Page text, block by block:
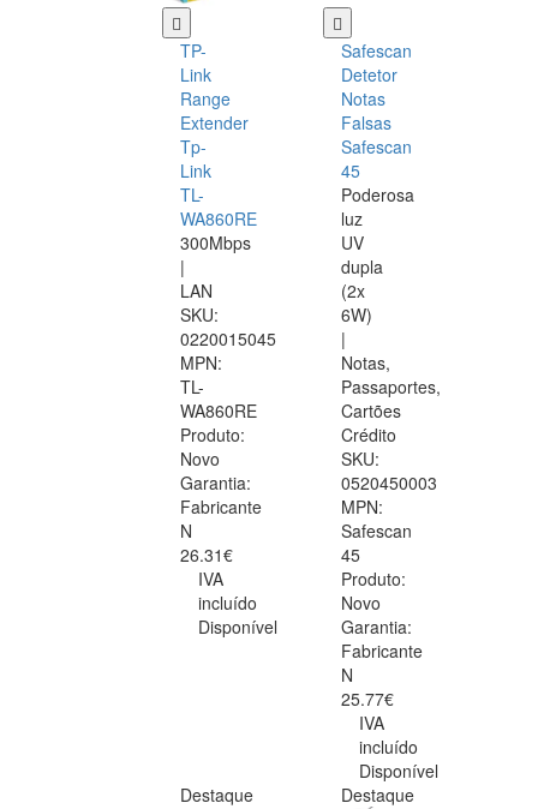
TP-
Link
Range
Extender
Tp-
Link
TL-
WA860RE
300Mbps
|
LAN
SKU:
0220015045
MPN:
TL-
WA860RE
Produto:
Novo
Garantia:
Fabricante
N
26.31€
IVA
incluído
Disponível
Safescan
Detetor
Notas
Falsas
Safescan
45
Poderosa
luz
UV
dupla
(2x
6W)
|
Notas,
Passaportes,
Cartões
Crédito
SKU:
0520450003
MPN:
Safescan
45
Produto:
Novo
Garantia:
Fabricante
N
25.77€
IVA
incluído
Disponível
Destaque
Destaque